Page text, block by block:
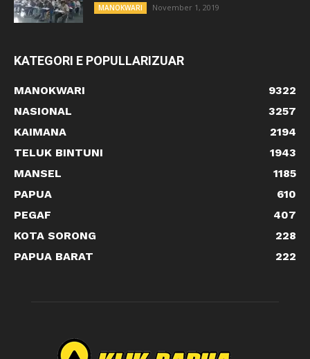
MANOKWARI November 1, 2019
KATEGORI E POPULLARIZUAR
MANOKWARI
9322
NASIONAL
3257
KAIMANA
2194
TELUK BINTUNI
1943
MANSEL
1185
PAPUA
610
PEGAF
407
KOTA SORONG
228
PAPUA BARAT
222